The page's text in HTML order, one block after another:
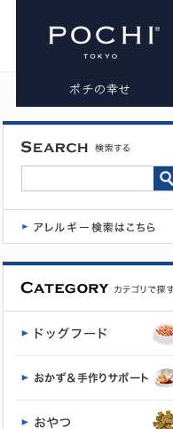
ナチュラル
ハーベスト
北海道クリ
スプ カレイ
20g | プレミ
アムドッグ
フード専門